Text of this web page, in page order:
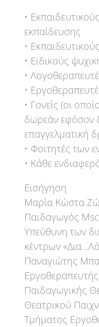
•
εκπαίδευσης
•
• Ειδικούς
•
•
• Γονείς (οι
δωρεάν εφόσον
επαγγελματική
• Φοιτητές των
• Κάθε
Εισήγηση
Μαρία Κώστα
Παιδαγωγός
Υπεύθυνη των
κέντρων
Παναγιώτης
Παιδαγωγικής
Θεατρικού
Τμήματος